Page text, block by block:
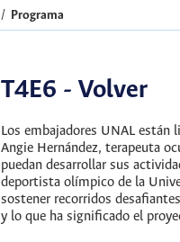
/ Programa
T4E6 - Volver
Los embajadores UNAL están
Angie Hernández, terapeuta
puedan desarrollar sus
deportista olímpico de la
sostener recorridos
y lo que ha significado el